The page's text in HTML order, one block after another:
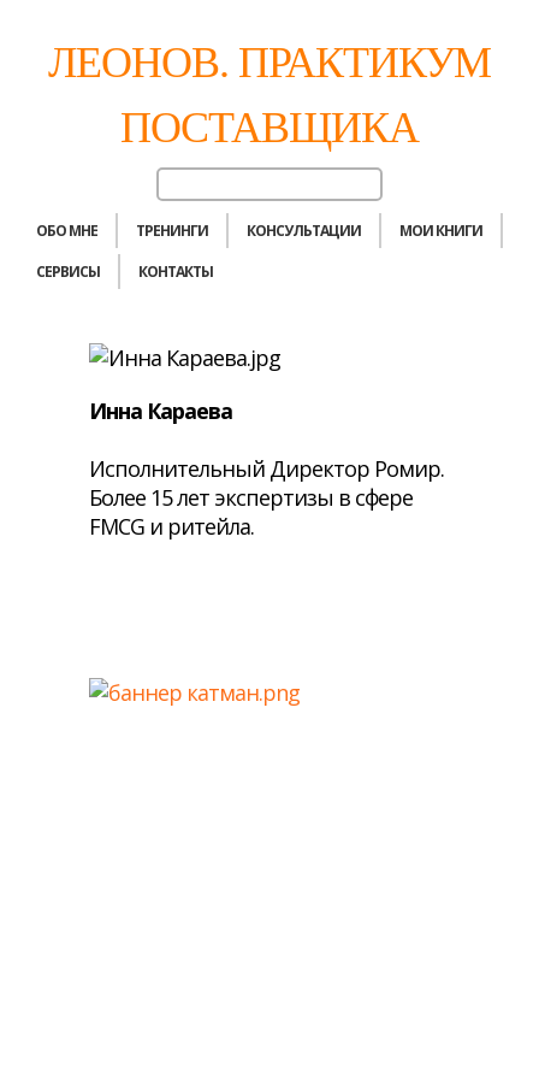
ЛЕОНОВ. ПРАКТИКУМ
ПОСТАВЩИКА
ОБО МНЕ ТРЕНИНГИ КОНСУЛЬТАЦИИ
МОИ КНИГИ
СЕРВИСЫ
КОНТАКТЫ
Инна Караева
Исполнительный Директор Ромир.
Более 15 лет экспертизы в сфере
FMCG и ритейла.